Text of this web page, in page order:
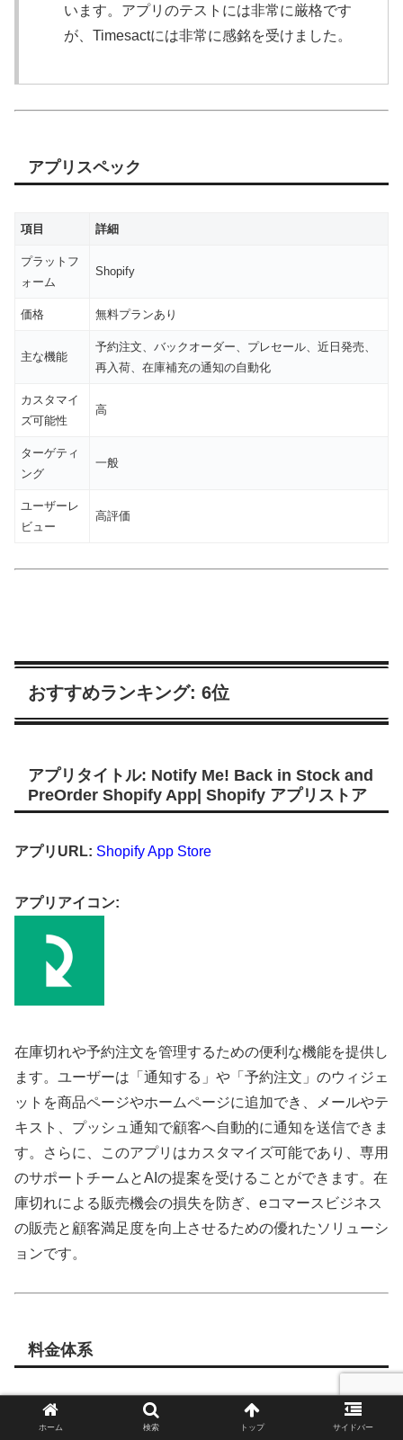
います。アプリのテストには非常に厳格です
が、Timesactには非常に感銘を受けました。
アプリスペック
項目 詳細
プラットフ
ォーム
Shopify
価格 無料プランあり
主な機能
予約注文、バックオーダー、プレセール、近日発売、
再入荷、在庫補充の通知の自動化
カスタマイ
ズ可能性
高
ターゲティ
ング
一般
ユーザーレ
ビュー
高評価
おすすめランキング: 6位
アプリタイトル: Notify Me! Back in Stock and
PreOrder Shopify App| Shopify アプリストア
アプリURL: Shopify App Store
アプリアイコン:
在庫切れや予約注文を管理するための便利な機能を提供し
ます。ユーザーは「通知する」や「予約注文」のウィジェ
ットを商品ページやホームページに追加でき、メールやテ
キスト、プッシュ通知で顧客へ自動的に通知を送信できま
す。さらに、このアプリはカスタマイズ可能であり、専用
のサポートチームとAIの提案を受けることができます。在
庫切れによる販売機会の損失を防ぎ、eコマースビジネス
の販売と顧客満足度を向上させるための優れたソリューシ
ョンです。
料金体系
価格:無料プランあり。7日間の無料体験。追加料金が適
用される場合があります。
ホーム 検索 トップ サイドバー